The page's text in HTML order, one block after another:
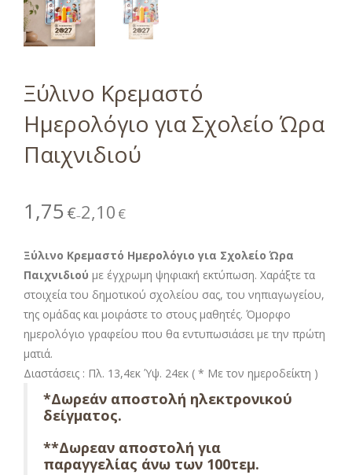
Ξύλινο Κρεμαστό
Ημερολόγιο για Σχολείο Ώρα
Παιχνιδιού
1,75 €–2,10 €
Ξύλινο Κρεμαστό Ημερολόγιο για Σχολείο Ώρα
Παιχνιδιού με έγχρωμη ψηφιακή εκτύπωση. Χαράξτε τα
στοιχεία του δημοτικού σχολείου σας, του νηπιαγωγείου,
της ομάδας και μοιράστε το στους μαθητές. Όμορφο
ημερολόγιο γραφείου που θα εντυπωσιάσει με την πρώτη
ματιά.
Διαστάσεις : Πλ. 13,4εκ Ύψ. 24εκ ( * Με τον ημεροδείκτη )
*Δωρεάν αποστολή ηλεκτρονικού
δείγματος.
**Δωρεαν αποστολή για
παραγγελίας άνω των 100τεμ.